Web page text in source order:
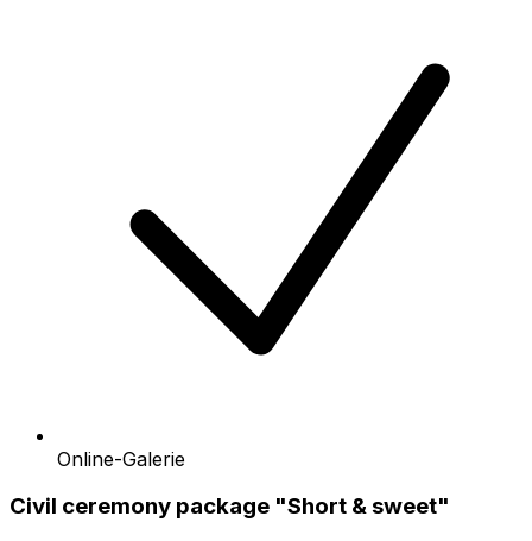
Online-Galerie
Civil ceremony package "Short & sweet"